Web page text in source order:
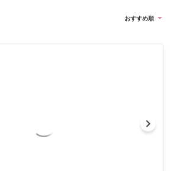
おすすめ順